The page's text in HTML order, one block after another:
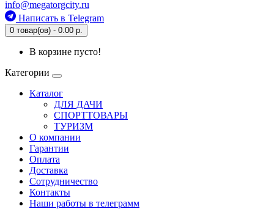
info@megatorgcity.ru
Написать в Telegram
0 товар(ов) - 0.00 р.
В корзине пусто!
Категории
Каталог
ДЛЯ ДАЧИ
СПОРТТОВАРЫ
ТУРИЗМ
О компании
Гарантии
Оплата
Доставка
Сотрудничество
Контакты
Наши работы в телеграмм